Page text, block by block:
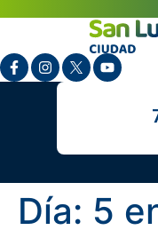
Día: 5